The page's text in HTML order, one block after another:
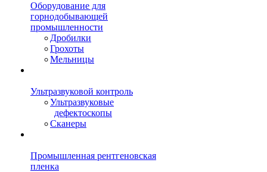
Оборудование для
горнодобывающей
промышленности
Дробилки
Грохоты
Мельницы
Ультразвуковой контроль
Ультразвуковые
дефектоскопы
Сканеры
Промышленная рентгеновская
пленка